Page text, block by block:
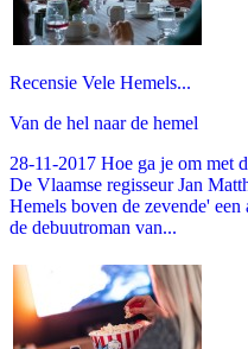
Recensie Vele Hemels...
Van de hel naar de hemel
28-11-2017 Hoe ga je om met
De Vlaamse regisseur Jan
Hemels boven de zevende'
de debuutroman van...